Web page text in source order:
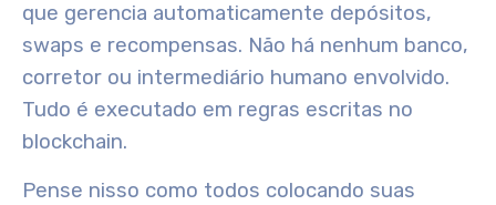
que gerencia automaticamente depósitos,
swaps e recompensas. Não há nenhum banco,
corretor ou intermediário humano envolvido.
Tudo é executado em regras escritas no
blockchain.
Pense nisso como todos colocando suas